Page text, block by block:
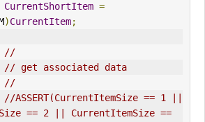
CurrentShortItem =
)CurrentItem;
//
// get associated data
//
//ASSERT(CurrentItemSize == 1 ||
== 2 || CurrentItemSize ==